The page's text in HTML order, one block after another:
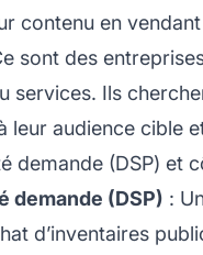
contenu en
sont des
services. Ils
leur audience cible
demande (DSP) et
demande (DSP) :
d’inventaires